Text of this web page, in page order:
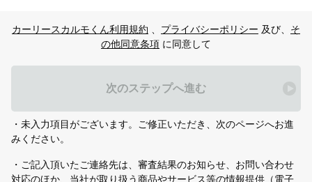
カーリースカルモくん利用規約 プライバシーポリシー 及び、 そ
の他同意条項 に同意して
次のステップへ進む
・未入力項目がございます。ご修正いただき、次のページへお進
みください。
・ご記入頂いたご連絡先は、審査結果のお知らせ、お問い合わせ
対応のほか、当社が取り扱う商品やサービス等の情報提供（電子